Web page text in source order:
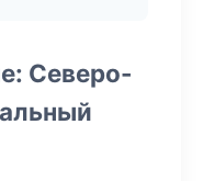
Северо-